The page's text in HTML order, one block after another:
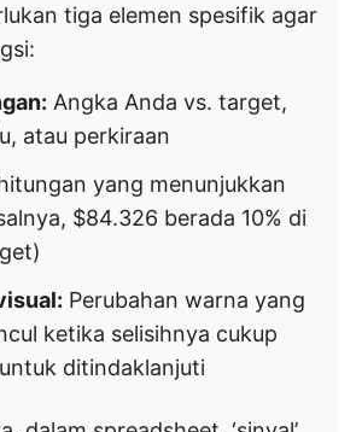
tiga elemen spesifik agar
Angka Anda vs. target,
atau perkiraan
yang menunjukkan
$84.326 berada 10% di
Perubahan warna yang
ketika selisihnya cukup
ditindaklanjuti